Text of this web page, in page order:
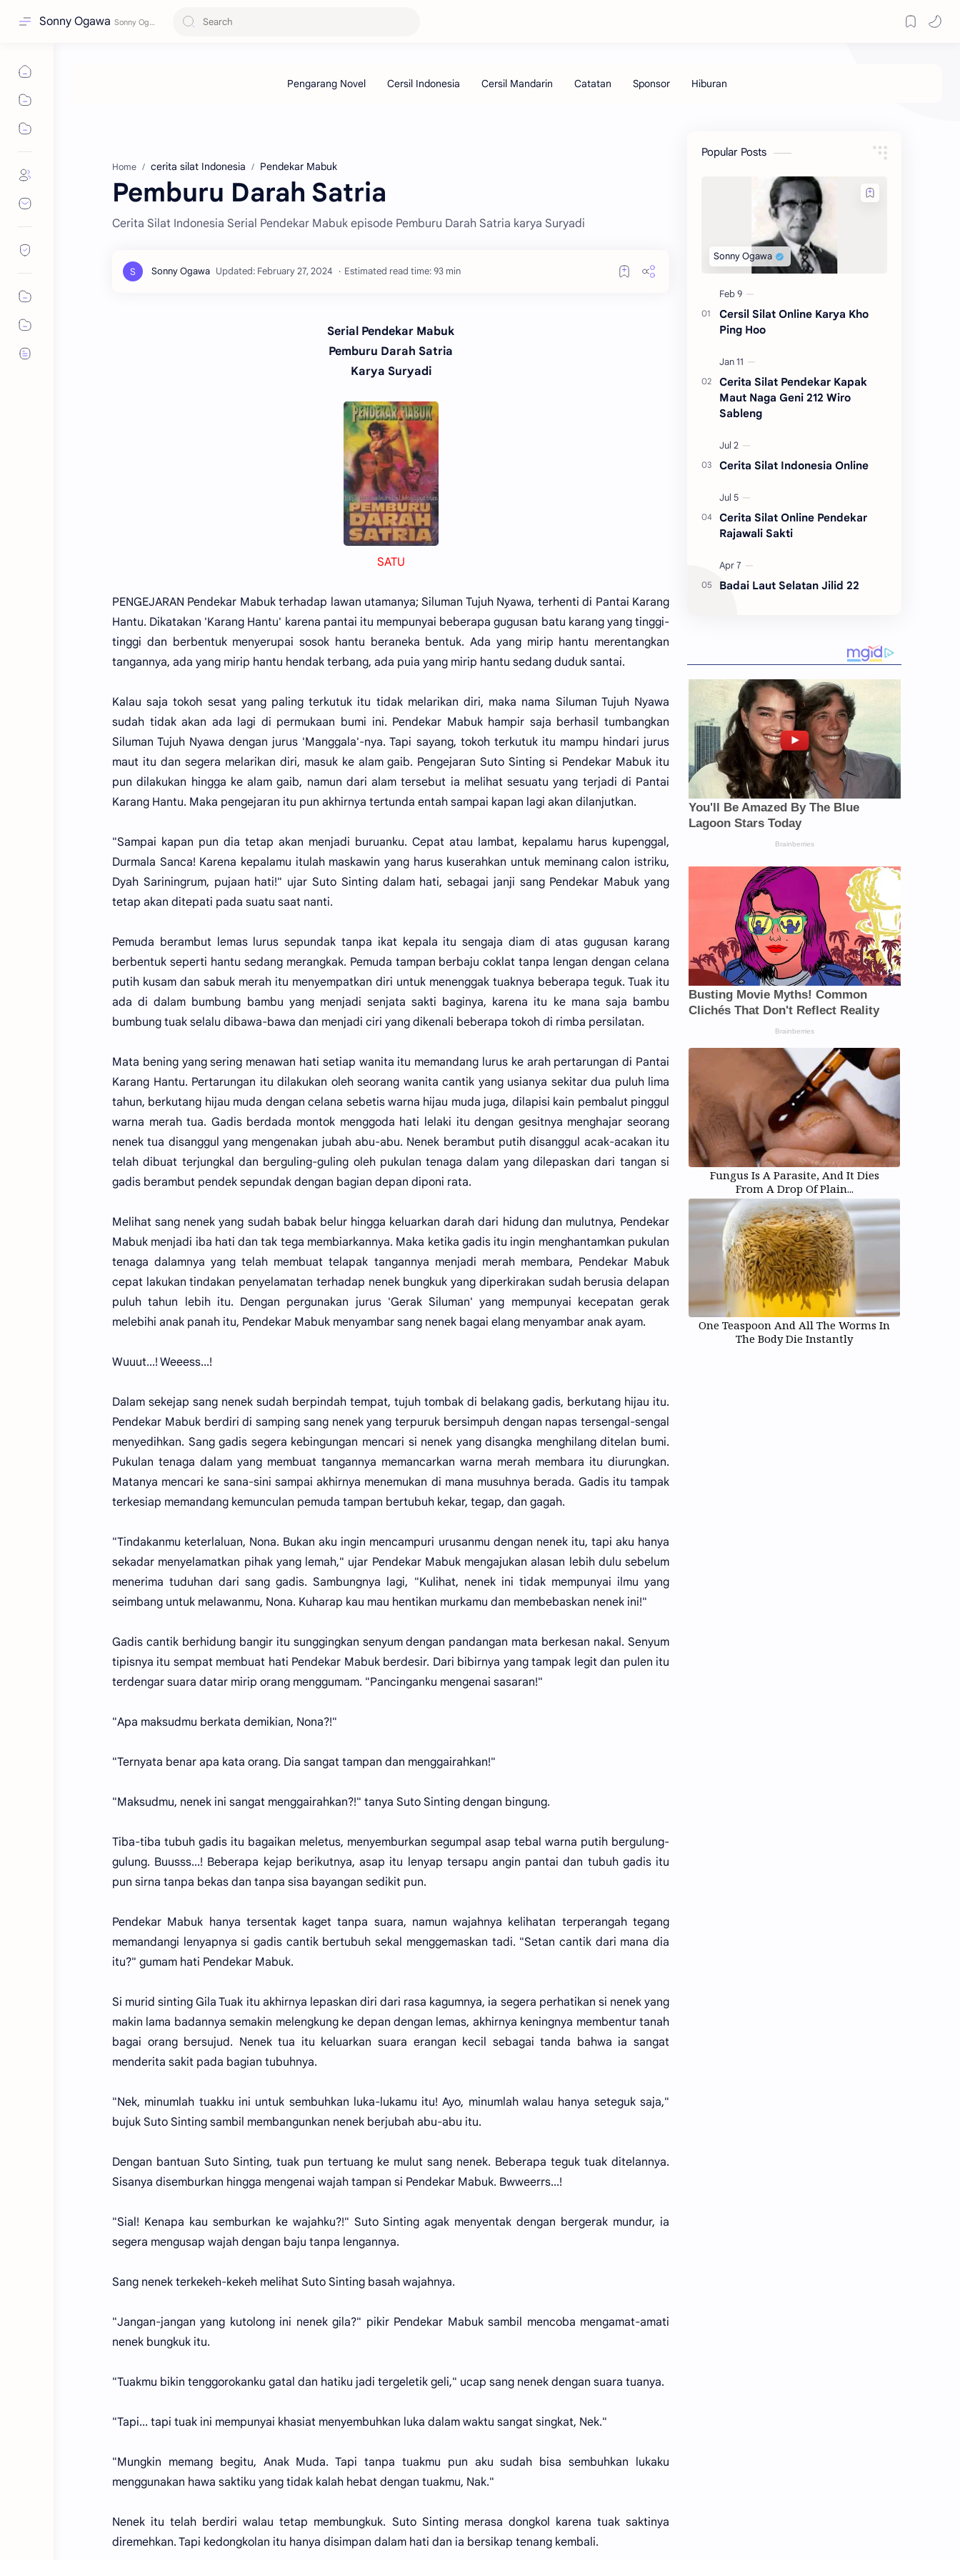
Sonny Ogawa
Home cerita silat Indonesia Pendekar Mabuk
Pemburu Darah Satria
Cerita Silat Indonesia Serial Pendekar Mabuk episode Pemburu Darah Satria karya Suryadi
Estimated read time: 93 min
Serial Pendekar Mabuk
Pemburu Darah Satria
Karya Suryadi
SATU
PENGEJARAN Pendekar Mabuk terhadap lawan utamanya; Siluman Tujuh Nyawa, terhenti di Pantai Karang
Hantu. Dikatakan 'Karang Hantu' karena pantai itu mempunyai beberapa gugusan batu karang yang tinggi-
tinggi dan berbentuk menyerupai sosok hantu beraneka bentuk. Ada yang mirip hantu merentangkan
tangannya, ada yang mirip hantu hendak terbang, ada puia yang mirip hantu sedang duduk santai.
Kalau saja tokoh sesat yang paling terkutuk itu tidak melarikan diri, maka nama Siluman Tujuh Nyawa
sudah tidak akan ada lagi di permukaan bumi ini. Pendekar Mabuk hampir saja berhasil tumbangkan
Siluman Tujuh Nyawa dengan jurus 'Manggala'-nya. Tapi sayang, tokoh terkutuk itu mampu hindari jurus
maut itu dan segera melarikan diri, masuk ke alam gaib. Pengejaran Suto Sinting si Pendekar Mabuk itu
pun dilakukan hingga ke alam gaib, namun dari alam tersebut ia melihat sesuatu yang terjadi di Pantai
Karang Hantu. Maka pengejaran itu pun akhirnya tertunda entah sampai kapan lagi akan dilanjutkan.
"Sampai kapan pun dia tetap akan menjadi buruanku. Cepat atau lambat, kepalamu harus kupenggal,
Durmala Sanca! Karena kepalamu itulah maskawin yang harus kuserahkan untuk meminang calon istriku,
Dyah Sariningrum, pujaan hati!" ujar Suto Sinting dalam hati, sebagai janji sang Pendekar Mabuk yang
tetap akan ditepati pada suatu saat nanti.
Pemuda berambut lemas lurus sepundak tanpa ikat kepala itu sengaja diam di atas gugusan karang
berbentuk seperti hantu sedang merangkak. Pemuda tampan berbaju coklat tanpa lengan dengan celana
putih kusam dan sabuk merah itu menyempatkan diri untuk menenggak tuaknya beberapa teguk. Tuak itu
ada di dalam bumbung bambu yang menjadi senjata sakti baginya, karena itu ke mana saja bambu
bumbung tuak selalu dibawa-bawa dan menjadi ciri yang dikenali beberapa tokoh di rimba persilatan.
Mata bening yang sering menawan hati setiap wanita itu memandang lurus ke arah pertarungan di Pantai
Karang Hantu. Pertarungan itu dilakukan oleh seorang wanita cantik yang usianya sekitar dua puluh lima
tahun, berkutang hijau muda dengan celana sebetis warna hijau muda juga, dilapisi kain pembalut pinggul
warna merah tua. Gadis berdada montok menggoda hati lelaki itu dengan gesitnya menghajar seorang
nenek tua disanggul yang mengenakan jubah abu-abu. Nenek berambut putih disanggul acak-acakan itu
telah dibuat terjungkal dan berguling-guling oleh pukulan tenaga dalam yang dilepaskan dari tangan si
gadis berambut pendek sepundak dengan bagian depan diponi rata.
Melihat sang nenek yang sudah babak belur hingga keluarkan darah dari hidung dan mulutnya, Pendekar
Mabuk menjadi iba hati dan tak tega membiarkannya. Maka ketika gadis itu ingin menghantamkan pukulan
tenaga dalamnya yang telah membuat telapak tangannya menjadi merah membara, Pendekar Mabuk
cepat lakukan tindakan penyelamatan terhadap nenek bungkuk yang diperkirakan sudah berusia delapan
puluh tahun lebih itu. Dengan pergunakan jurus 'Gerak Siluman' yang mempunyai kecepatan gerak
melebihi anak panah itu, Pendekar Mabuk menyambar sang nenek bagai elang menyambar anak ayam.
Wuuut...! Weeess...!
Dalam sekejap sang nenek sudah berpindah tempat, tujuh tombak di belakang gadis, berkutang hijau itu.
Pendekar Mabuk berdiri di samping sang nenek yang terpuruk bersimpuh dengan napas tersengal-sengal
menyedihkan. Sang gadis segera kebingungan mencari si nenek yang disangka menghilang ditelan bumi.
Pukulan tenaga dalam yang membuat tangannya memancarkan warna merah membara itu diurungkan.
Matanya mencari ke sana-sini sampai akhirnya menemukan di mana musuhnya berada. Gadis itu tampak
terkesiap memandang kemunculan pemuda tampan bertubuh kekar, tegap, dan gagah.
"Tindakanmu keterlaluan, Nona. Bukan aku ingin mencampuri urusanmu dengan nenek itu, tapi aku hanya
sekadar menyelamatkan pihak yang lemah," ujar Pendekar Mabuk mengajukan alasan lebih dulu sebelum
menerima tuduhan dari sang gadis. Sambungnya lagi, "Kulihat, nenek ini tidak mempunyai ilmu yang
seimbang untuk melawanmu, Nona. Kuharap kau mau hentikan murkamu dan membebaskan nenek ini!"
Gadis cantik berhidung bangir itu sunggingkan senyum dengan pandangan mata berkesan nakal. Senyum
tipisnya itu sempat membuat hati Pendekar Mabuk berdesir. Dari bibirnya yang tampak legit dan pulen itu
terdengar suara datar mirip orang menggumam. "Pancinganku mengenai sasaran!"
"Apa maksudmu berkata demikian, Nona?!"
"Ternyata benar apa kata orang. Dia sangat tampan dan menggairahkan!"
"Maksudmu, nenek ini sangat menggairahkan?!" tanya Suto Sinting dengan bingung.
Tiba-tiba tubuh gadis itu bagaikan meletus, menyemburkan segumpal asap tebal warna putih bergulung-
gulung. Buusss...! Beberapa kejap berikutnya, asap itu lenyap tersapu angin pantai dan tubuh gadis itu
pun sirna tanpa bekas dan tanpa sisa bayangan sedikit pun.
Pendekar Mabuk hanya tersentak kaget tanpa suara, namun wajahnya kelihatan terperangah tegang
memandangi lenyapnya si gadis cantik bertubuh sekal menggemaskan tadi. "Setan cantik dari mana dia
itu?" gumam hati Pendekar Mabuk.
Si murid sinting Gila Tuak itu akhirnya lepaskan diri dari rasa kagumnya, ia segera perhatikan si nenek yang
makin lama badannya semakin melengkung ke depan dengan lemas, akhirnya keningnya membentur tanah
bagai orang bersujud. Nenek tua itu keluarkan suara erangan kecil sebagai tanda bahwa ia sangat
menderita sakit pada bagian tubuhnya.
"Nek, minumlah tuakku ini untuk sembuhkan luka-lukamu itu! Ayo, minumlah walau hanya seteguk saja,"
bujuk Suto Sinting sambil membangunkan nenek berjubah abu-abu itu.
Dengan bantuan Suto Sinting, tuak pun tertuang ke mulut sang nenek. Beberapa teguk tuak ditelannya.
Sisanya disemburkan hingga mengenai wajah tampan si Pendekar Mabuk. Bwweerrs...!
"Sial! Kenapa kau semburkan ke wajahku?!" Suto Sinting agak menyentak dengan bergerak mundur, ia
segera mengusap wajah dengan baju tanpa lengannya.
Sang nenek terkekeh-kekeh melihat Suto Sinting basah wajahnya.
"Jangan-jangan yang kutolong ini nenek gila?" pikir Pendekar Mabuk sambil mencoba mengamat-amati
nenek bungkuk itu.
"Tuakmu bikin tenggorokanku gatal dan hatiku jadi tergeletik geli," ucap sang nenek dengan suara tuanya.
"Tapi... tapi tuak ini mempunyai khasiat menyembuhkan luka dalam waktu sangat singkat, Nek."
"Mungkin memang begitu, Anak Muda. Tapi tanpa tuakmu pun aku sudah bisa sembuhkan lukaku
menggunakan hawa saktiku yang tidak kalah hebat dengan tuakmu, Nak."
Nenek itu telah berdiri walau tetap membungkuk. Suto Sinting merasa dongkol karena tuak saktinya
diremehkan. Tapi kedongkolan itu hanya disimpan dalam hati dan ia bersikap tenang kembali.
Popular Posts
Cersil Silat Online Karya Kho
Ping Hoo
Cerita Silat Pendekar Kapak
Maut Naga Geni 212 Wiro
Sableng
Cerita Silat Indonesia Online
Cerita Silat Online Pendekar
Rajawali Sakti
Badai Laut Selatan Jilid 22
Fungus Is A Parasite, And It Dies
From A Drop Of Plain...
One Teaspoon And All The Worms In
The Body Die Instantly